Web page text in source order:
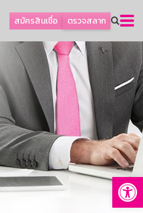
สมัครสินเชื่อ ตรวจสลาก